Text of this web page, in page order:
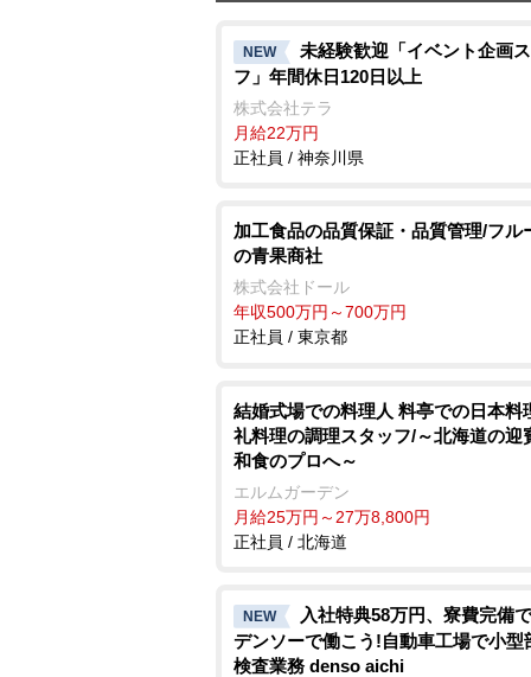
NEW
未経験歓迎「イベント企画
フ」年間休日120日以上
株式会社テラ
月給22万円
正社員 / 神奈川県
加工食品の品質保証・品質管理/フル
の青果商社
株式会社ドール
年収500万円～700万円
正社員 / 東京都
結婚式場での料理人 料亭での日本料
礼料理の調理スタッフ/～北海道の迎
和食のプロへ～
エルムガーデン
月給25万円～27万8,800円
正社員 / 北海道
NEW
入社特典58万円、寮費完備
デンソーで働こう!自動車工場で小型
検査業務 denso aichi